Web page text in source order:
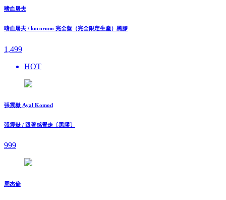
嗜血屠夫
嗜血屠夫 / kocorono 完全盤（完全限定生產）黑膠
1,499
HOT
張震嶽 Ayal Komod
張震嶽 / 跟著感覺走〔黑膠〕
999
周杰倫